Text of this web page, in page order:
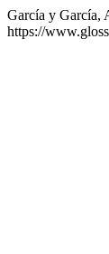
García y García,
https://